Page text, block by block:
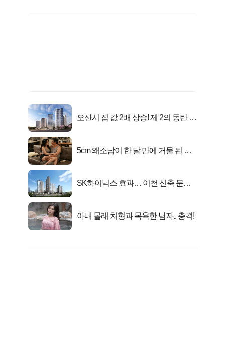
오산시 집 값 2배 상승! 제 2의 동탄 신
5cm 왜소남이 한 달 만에 거물 된 사
SK하이닉스 효과… 이천 신축 문의
아내 몰래 처형과 목욕한 남자.. 충격!